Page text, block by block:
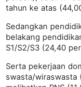
tahun ke atas
Sedangkan
belakang
S1/S2/S3 (24,40
Serta pekerjaan
swasta/wiraswasta